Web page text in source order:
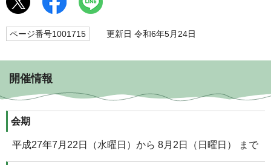
ページ番号1001715 更新日 令和6年5月24日
開催情報
会期
平成27年7月22日（水曜日）から 8月2日（日曜日） まで